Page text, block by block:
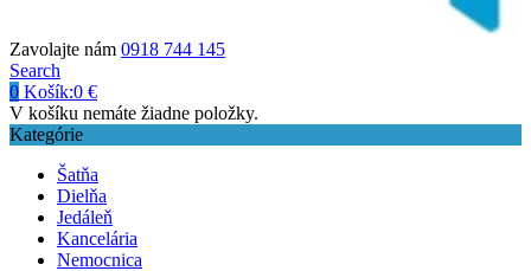
Zavolajte nám 0918 744 145
Search
0 Košík:0 €
V košíku nemáte žiadne položky.
Kategórie
Šatňa
Dielňa
Jedáleň
Kancelária
Nemocnica